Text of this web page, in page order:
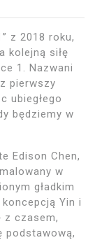
z 2018 roku,
kolejną siłę
1. Nazwani
pierwszy
ubiegłego
będziemy w
Edison Chen,
w
gładkim
Yin i
z czasem,
podstawową,